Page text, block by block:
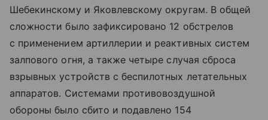
Шебекинскому и Яковлевскому округам. В общей
сложности было зафиксировано 12 обстрелов
с применением артиллерии и реактивных систем
залпового огня, а также четыре случая сброса
взрывных устройств с беспилотных летательных
аппаратов. Системами противовоздушной
обороны было сбито и подавлено 154